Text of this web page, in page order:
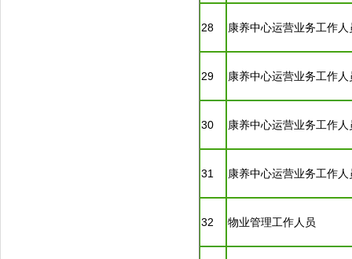
28 康养中心运营业务工作人
29 康养中心运营业务工作人
30 康养中心运营业务工作人
31 康养中心运营业务工作人
32 物业管理工作人员